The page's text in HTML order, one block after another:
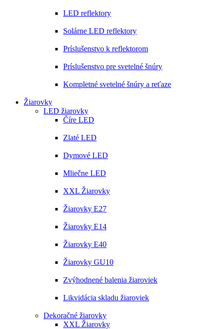
LED reflektory
Solárne LED reflektory
Príslušenstvo k reflektorom
Príslušenstvo pre svetelné šnúry
Kompletné svetelné šnúry a reťaze
Žiarovky
LED žiarovky
Číre LED
Zlaté LED
Dymové LED
Mliečne LED
XXL Žiarovky
Žiarovky E27
Žiarovky E14
Žiarovky E40
Žiarovky GU10
Zvýhodnené balenia žiaroviek
Likvidácia skladu žiaroviek
Dekoračné žiarovky
XXL Žiarovky